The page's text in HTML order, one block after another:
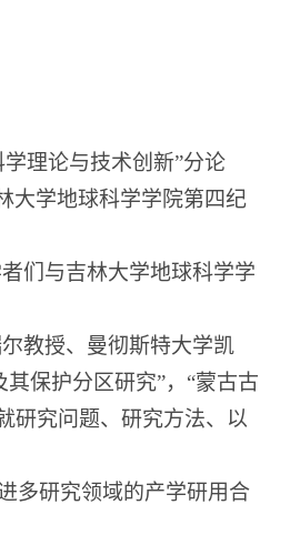
理论与技术创新”分论
大学地球科学学院第四纪
们与吉林大学地球科学学
教授、曼彻斯特大学凯
保护分区研究”，“蒙古古
研究问题、研究方法、以
多研究领域的产学研用合